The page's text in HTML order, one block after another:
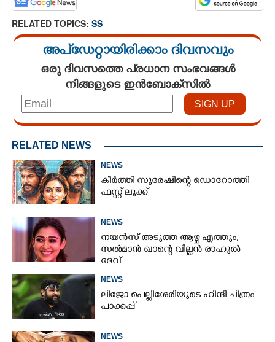
RELATED TOPICS: SS
അപ്ഡേറ്റായിരിക്കാം ദിവസവും
ഒരു ദിവസത്തെ പ്രധാന സംഭവങ്ങൾ
നിങ്ങളുടെ ഇൻബോക്സിൽ
RELATED NEWS
NEWS
കീർത്തി സുരേഷിന്റെ ഡൊറോത്തി
ഫസ്റ്റ് ലുക്ക്
NEWS
നയൻസ് അടുത്ത ആഴ്ച എത്തും,
സൽമാൻ ഖാന്റെ വില്ലൻ രാഹുൽ
ദേവ്
NEWS
ലിജോ പെല്ലിശേരിയുടെ ഹിന്ദി ചിത്രം
പാക്കപ്പ്
NEWS